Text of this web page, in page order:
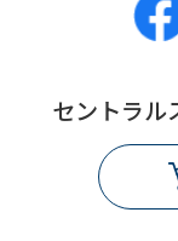
セントラル